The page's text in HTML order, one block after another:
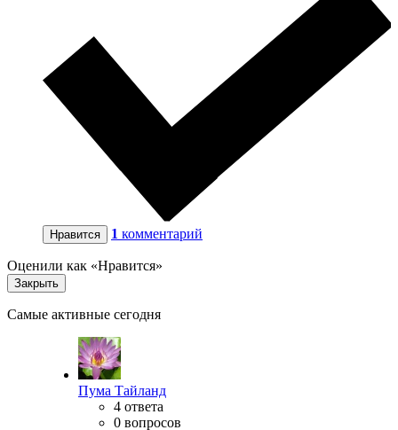
Нравится 1 комментарий
Оценили как «Нравится»
Закрыть
Самые активные сегодня
Пума Тайланд
4 ответа
0 вопросов